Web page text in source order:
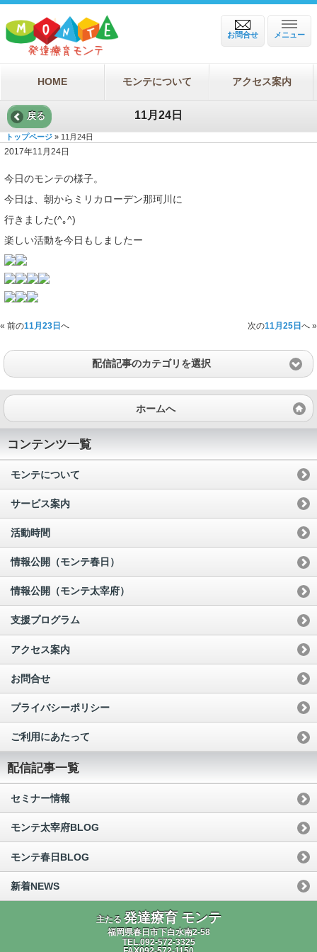
メニュー
お問合せ
HOME モンテについて アクセス案内
戻る 11月24日
トップページ » 11月24日
2017年11月24日
今日のモンテの様子。
今日は、朝からミリカローデン那珂川に
行きました(^｡^)
楽しい活動を今日もしましたー
« 前の11月23日 へ 次の11月25日 へ »
配信記事のカテゴリを選択
ホームへ
コンテンツ一覧
モンテについて
サービス案内
活動時間
情報公開（モンテ春日）
情報公開（モンテ太宰府）
支援プログラム
アクセス案内
お問合せ
プライバシーポリシー
ご利用にあたって
配信記事一覧
セミナー情報
モンテ太宰府BLOG
モンテ春日BLOG
新着NEWS
主たる 発達療育 モンテ
福岡県春日市下白水南2-58
TEL.092-572-3325